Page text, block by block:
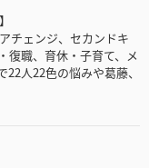
チェンジ、セカンドキ
復職、育休・子育て、メ
人22色の悩みや葛藤、